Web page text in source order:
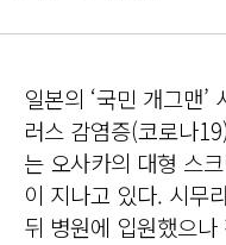
일본의 ‘국민 개그맨
러스 감염증(코로나
는 오사카의 대형 스
이 지나고 있다. 시무
뒤 병원에 입원했으